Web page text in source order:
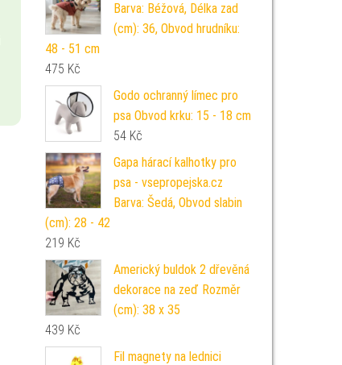
Barva: Béžová, Délka zad
(cm): 36, Obvod hrudníku:
48 - 51 cm
475 Kč
Godo ochranný límec pro
psa Obvod krku: 15 - 18 cm
54 Kč
Gapa hárací kalhotky pro
psa - vsepropejska.cz
Barva: Šedá, Obvod slabin
(cm): 28 - 42
219 Kč
Americký buldok 2 dřevěná
dekorace na zeď Rozměr
(cm): 38 x 35
439 Kč
Fil magnety na lednici